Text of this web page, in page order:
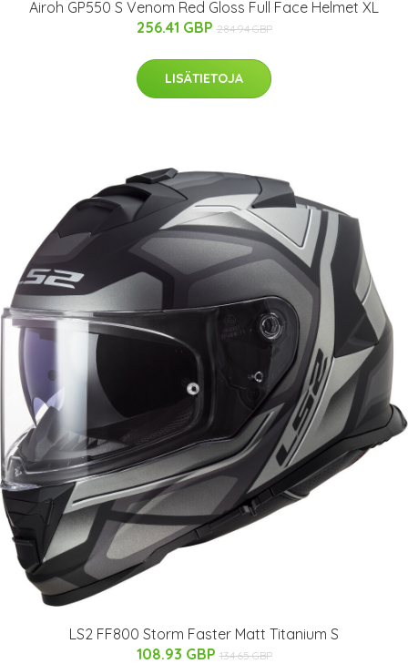
Airoh GP550 S Venom Red Gloss Full Face Helmet XL
256.41 GBP 284.94 GBP
LISÄTIETOJA
LS2 FF800 Storm Faster Matt Titanium S
108.93 GBP 134.65 GBP